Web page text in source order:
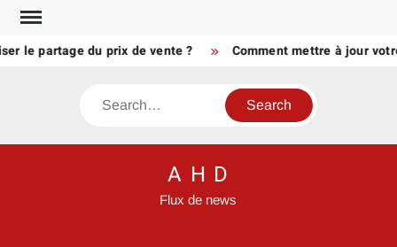
Skip
contentle partage du prix de vente ? Comment mettre à jour
Search
A H D
Flux de news